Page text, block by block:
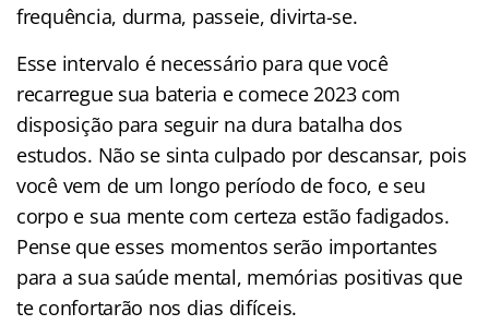
frequência, durma, passeie, divirta-se.
Esse intervalo é necessário para que você
recarregue sua bateria e comece 2023 com
disposição para seguir na dura batalha dos
estudos. Não se sinta culpado por descansar, pois
você vem de um longo período de foco, e seu
corpo e sua mente com certeza estão fadigados.
Pense que esses momentos serão importantes
para a sua saúde mental, memórias positivas que
te confortarão nos dias difíceis.